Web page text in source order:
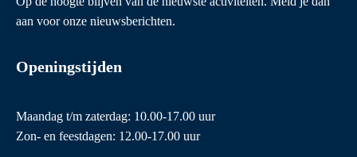
aan voor onze nieuwsberichten.
Openingstijden
Maandag t/m zaterdag: 10.00-17.00 uur
Zon- en feestdagen: 12.00-17.00 uur